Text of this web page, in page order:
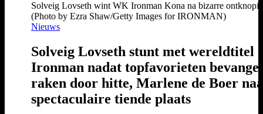
Solveig Lovseth wint WK Ironman Kona na bizarre
(Photo by Ezra Shaw/Getty Images for IRONMAN)
Nieuws
Solveig Lovseth stunt met wereldtitel
Ironman nadat topfavorieten
raken door hitte, Marlene de Boer
spectaculaire tiende plaats